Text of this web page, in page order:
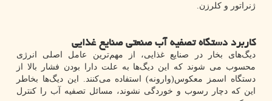
ژنراتور و کلرزن.
کاربرد دستگاه تصفیه آب صنعتی صنایع غذایی
دیگ‌های بخار در صنایع غذایی، از مهم‌ترین عامل اصلی انرژی
محسوب می شوند که این دیگ‌ها به علت دارا بودن فشار بالا از
دستگاه اسمز معکوس(وارونه) استفاده می‌کنند. این دیگ‌ها بخاطر
این ‌که دچار رسوب و خوردگی نشوند، مسائل تصفیه آب را کنترل